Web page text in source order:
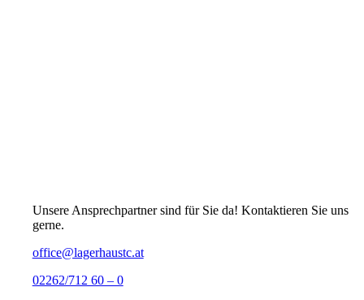
Unsere Ansprechpartner sind für Sie da! Kontaktieren Sie uns
gerne.
office@lagerhaustc.at
02262/712 60 – 0